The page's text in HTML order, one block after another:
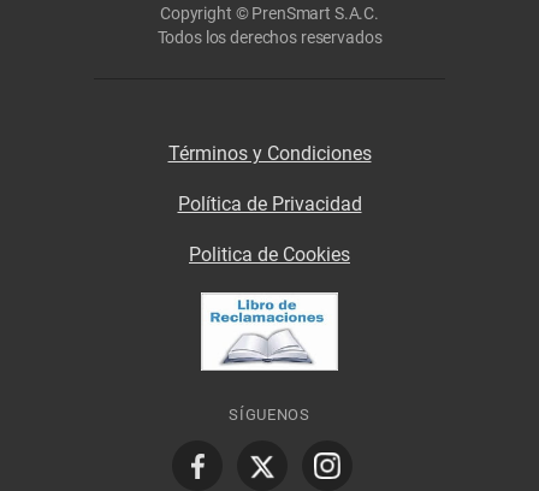
Copyright © PrenSmart S.A.C.
Todos los derechos reservados
Términos y Condiciones
Política de Privacidad
Politica de Cookies
SÍGUENOS